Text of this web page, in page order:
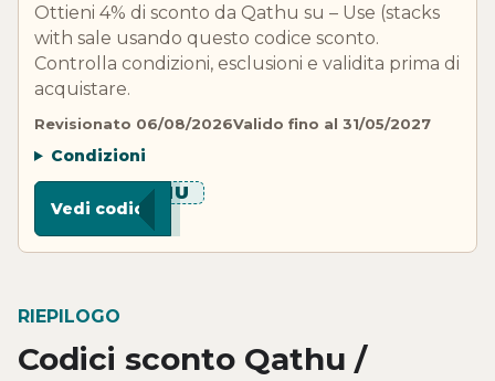
Ottieni 4% di sconto da Qathu su – Use (stacks
with sale usando questo codice sconto.
Controlla condizioni, esclusioni e validita prima di
acquistare.
Revisionato 06/08/2026Valido fino al 31/05/2027
Condizioni
***THU
Vedi codice
RIEPILOGO
Codici sconto Qathu /